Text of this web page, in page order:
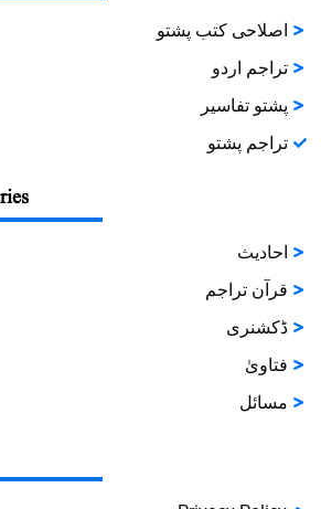
اصلاحی کتب پشتو
تراجم اردو
پشتو تفاسیر
تراجم پشتو
احادیث
قرآن تراجم
ڈکشنری
فتاویٰ
مسائل